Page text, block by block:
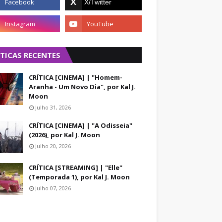
RECENTES
CRÍTICA [CINEMA] | "Homem-
Aranha - Um Novo Dia", por Kal J.
Moon
Julho 31, 2026
CRÍTICA [CINEMA] | "A Odisseia"
(2026), por Kal J. Moon
Julho 20, 2026
CRÍTICA [STREAMING] | "Elle"
(Temporada 1), por Kal J. Moon
Julho 07, 2026